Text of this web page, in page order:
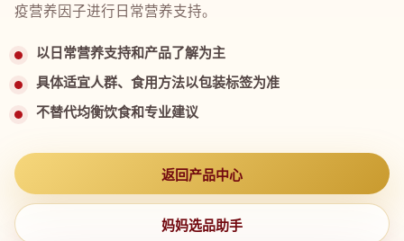
疫营养因子进行日常营养支持。
以日常营养支持和产品了解为主
具体适宜人群、食用方法以包装标签为准
不替代均衡饮食和专业建议
返回产品中心
妈妈选品助手